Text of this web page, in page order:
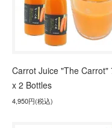
Carrot Juice "The Carrot"
x 2 Bottles
4,950円(税込)